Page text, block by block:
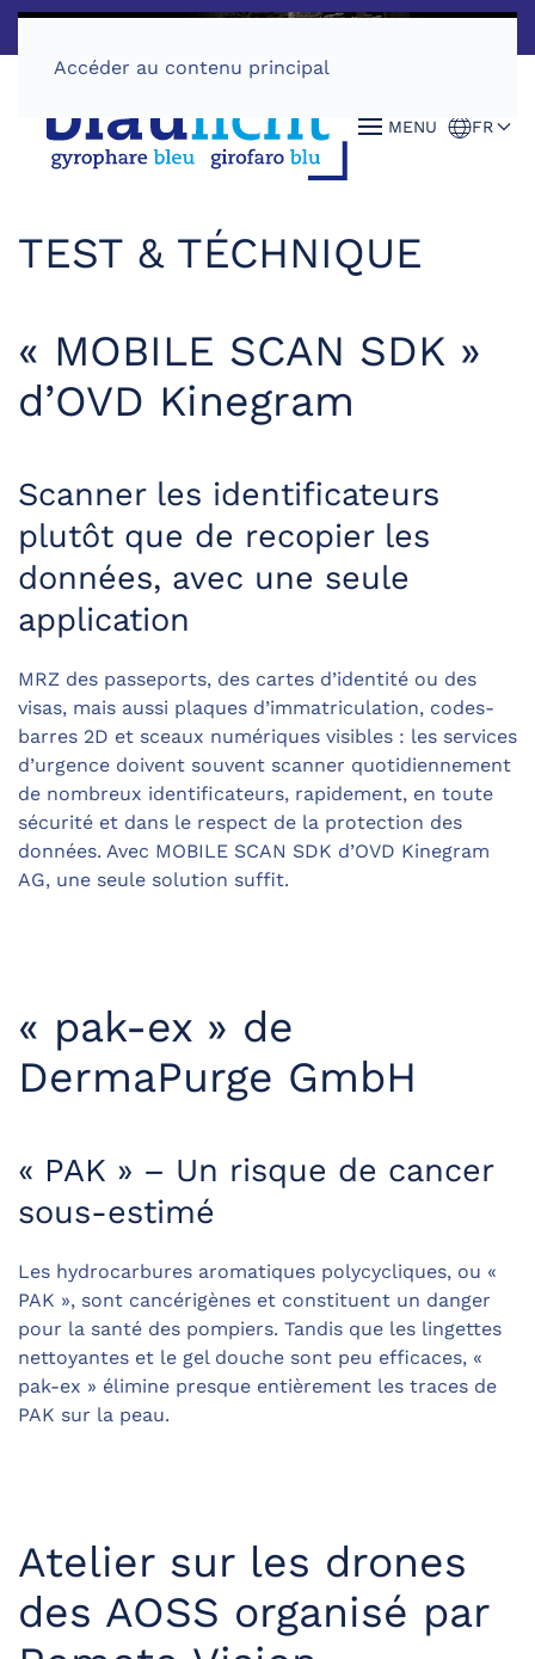
Accéder au contenu principal
MENU FR
TEST & TÉCHNIQUE
« MOBILE SCAN SDK »
d’OVD Kinegram
Scanner les identificateurs
plutôt que de recopier les
données, avec une seule
application
MRZ des passeports, des cartes d’identité ou des
visas, mais aussi plaques d’immatriculation, codes-
barres 2D et sceaux numériques visibles : les services
d’urgence doivent souvent scanner quotidiennement
de nombreux identificateurs, rapidement, en toute
sécurité et dans le respect de la protection des
données. Avec MOBILE SCAN SDK d’OVD Kinegram
AG, une seule solution suffit.
« pak-ex » de
DermaPurge GmbH
« PAK » – Un risque de cancer
sous-estimé
Les hydrocarbures aromatiques polycycliques, ou «
PAK », sont cancérigènes et constituent un danger
pour la santé des pompiers. Tandis que les lingettes
nettoyantes et le gel douche sont peu efficaces, «
pak-ex » élimine presque entièrement les traces de
PAK sur la peau.
Atelier sur les drones
des AOSS organisé par